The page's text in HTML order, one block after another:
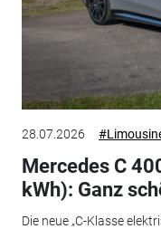
28.07.2026
Mercedes C
kWh): Ganz
Die neue „C-Klasse